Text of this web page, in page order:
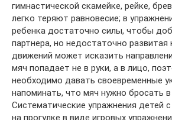
гимнастической скамейке, рейке,
легко теряют равновесие; в
ребенка достаточно силы, чтобы
партнера, но недостаточно развитая
движений может исказить
мяч попадает не в руки, а в лицо,
необходимо давать своевременные
напоминать, что мяч нужно бросать в
Систематические упражнения детей
на прогулке в виде игровых